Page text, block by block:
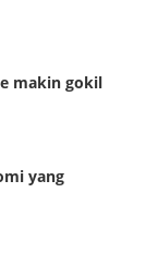
makin gokil
yang